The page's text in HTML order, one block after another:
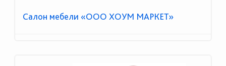
Салон мебели «ООО ХОУМ МАРКЕТ»